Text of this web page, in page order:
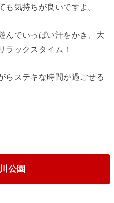
も気持ちが良いですよ。
んでいっぱい汗をかき、大
ラックスタイム！
らステキな時間が過ごせる
公園